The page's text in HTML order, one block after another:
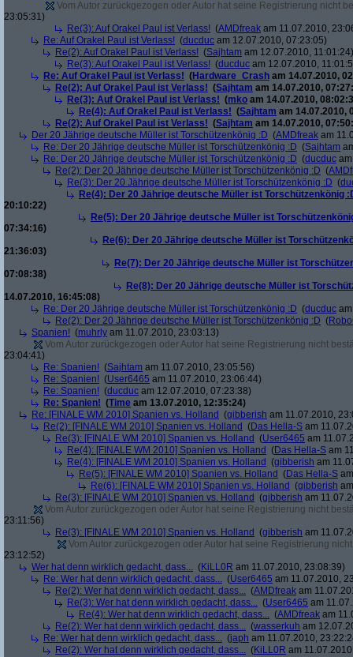
Vom Autor zurückgezogen oder Autor hat seine Registrierung nicht
23:05:31)
Re(3): Auf Orakel Paul ist Verlass! (AMDfreak am 11.07.2010,
Re: Auf Orakel Paul ist Verlass! (ducduc am 12.07.2010, 07:23:05)
Re(2): Auf Orakel Paul ist Verlass! (Sajhtam am 12.07.2010, 11:01:24)
Re(3): Auf Orakel Paul ist Verlass! (ducduc am 12.07.2010,
Re: Auf Orakel Paul ist Verlass! (Hardware_Crash am 14.07.2010,
Re(2): Auf Orakel Paul ist Verlass! (Sajhtam am 14.07.2010,
Re(3): Auf Orakel Paul ist Verlass! (mko am 14.07.2010,
Re(4): Auf Orakel Paul ist Verlass! (Sajhtam am 14.07.2010,
Re(2): Auf Orakel Paul ist Verlass! (Sajhtam am 14.07.2010,
Der 20 Jährige deutsche Müller ist Torschützenkönig :D (AMDfreak am
Re: Der 20 Jährige deutsche Müller ist Torschützenkönig :D (Sajhtam
Re: Der 20 Jährige deutsche Müller ist Torschützenkönig :D (ducduc
Re(2): Der 20 Jährige deutsche Müller ist Torschützenkönig :D (
Re(3): Der 20 Jährige deutsche Müller ist Torschützenkönig :D (
Re(4): Der 20 Jährige deutsche Müller ist Torschützenkönig
20:10:22)
Re(5): Der 20 Jährige deutsche Müller ist
07:34:16)
Re(6): Der 20 Jährige deutsche Müller ist
21:36:03)
Re(7): Der 20 Jährige deutsche Müller ist
07:08:38)
Re(8): Der 20 Jährige deutsche Müller ist
14.07.2010, 16:45:08)
Re: Der 20 Jährige deutsche Müller ist Torschützenkönig :D (ducduc
Re(2): Der 20 Jährige deutsche Müller ist Torschützenkönig :D (
Spanien! (muhrly am 11.07.2010, 23:03:13)
Vom Autor zurückgezogen oder Autor hat seine Registrierung nicht
23:04:41)
Re: Spanien! (Sajhtam am 11.07.2010, 23:05:56)
Re: Spanien! (User6465 am 11.07.2010, 23:06:44)
Re: Spanien! (ducduc am 12.07.2010, 07:23:38)
Re: Spanien! (Time am 13.07.2010, 12:35:24)
Re: [FINALE WM 2010] Spanien vs. Holland (gibberish am 11.07.2010,
Re(2): [FINALE WM 2010] Spanien vs. Holland (Das Hella-S am
Re(3): [FINALE WM 2010] Spanien vs. Holland (User6465 am
Re(4): [FINALE WM 2010] Spanien vs. Holland (Das Hella-S am
Re(4): [FINALE WM 2010] Spanien vs. Holland (gibberish am
Re(5): [FINALE WM 2010] Spanien vs. Holland (Das Hella-S
Re(6): [FINALE WM 2010] Spanien vs. Holland (gibberish
Re(3): [FINALE WM 2010] Spanien vs. Holland (gibberish am
Vom Autor zurückgezogen oder Autor hat seine Registrierung nicht
23:11:56)
Re(3): [FINALE WM 2010] Spanien vs. Holland (gibberish am
Vom Autor zurückgezogen oder Autor hat seine Registrierung
23:12:52)
Wer hat denn wirklich gedacht, dass... (KiLL0R am 11.07.2010, 23:08:39)
Re: Wer hat denn wirklich gedacht, dass... (User6465 am 11.07.2010,
Re(2): Wer hat denn wirklich gedacht, dass... (AMDfreak am
Re(3): Wer hat denn wirklich gedacht, dass... (User6465 am
Re(4): Wer hat denn wirklich gedacht, dass... (AMDfreak am
Re(2): Wer hat denn wirklich gedacht, dass... (wasserkuh am
Re: Wer hat denn wirklich gedacht, dass... (japh am 11.07.2010,
Re(2): Wer hat denn wirklich gedacht, dass... (KiLL0R am